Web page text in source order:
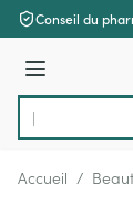
Aller au contenu
Conseil du
Menu
Rechercher
Accueil /